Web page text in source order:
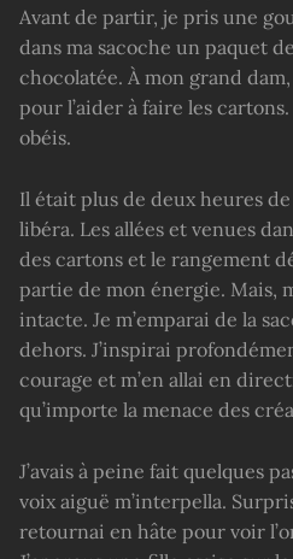
Avant de partir, je pris une
dans ma sacoche un paquet
chocolatée. À mon grand
pour l’aider à faire les
obéis.
Il était plus de deux heures
libéra. Les allées et venues
des cartons et le rangement
partie de mon énergie. Mais,
intacte. Je m’emparai de la
dehors. J’inspirai
courage et m’en allai en
qu’importe la menace des
J’avais à peine fait quelques
voix aiguë m’interpella.
retournai en hâte pour voir